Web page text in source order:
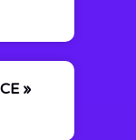
»